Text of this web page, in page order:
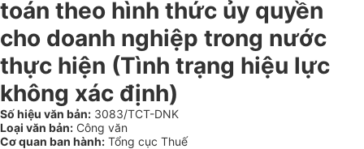
toán theo hình thức ủy quyền
cho doanh nghiệp trong nước
thực hiện (Tình trạng hiệu lực
không xác định)
Số hiệu văn bản: 3083/TCT-DNK
Loại văn bản: Công văn
Cơ quan ban hành: Tổng cục Thuế